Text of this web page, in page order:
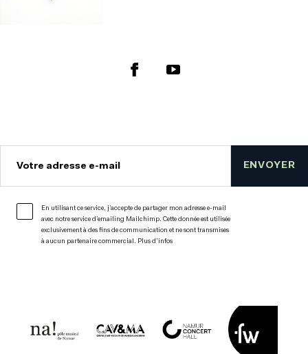
Votre adresse e-mail
En utilisant ce service, j’accepte de partager mon adresse e-mail
avec notre service d’emailing Mailchimp. Cette donnée est utilisée
exclusivement à des fins de communication et ne sont transmises
à aucun partenaire commercial.
Plus d’infos
ENVOYER